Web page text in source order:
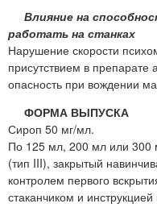
Влияние на
работать на станках
Нарушение скорости
присутствием в препарате
опасность при вождении
ФОРМА ВЫПУСКА
Сироп 50 мг/мл.
По 125 мл, 200 мл или 300
(тип III), закрытый
контролем первого
стаканчиком и